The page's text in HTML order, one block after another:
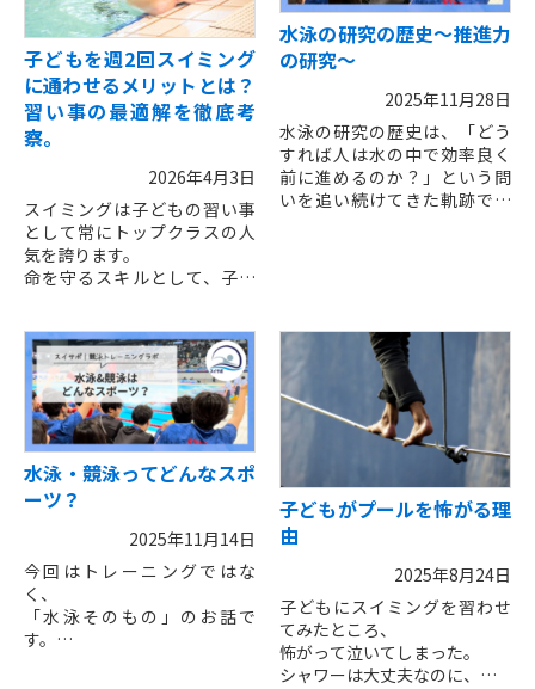
子どもを週2回スイミング
に通わせるメリットとは？
習い事の最適解を徹底考
察。
2026年4月3日
スイミングは子どもの習い事
として常にトップクラスの人
気を誇ります。
命を守るスキルとして、子ど
因で人気を誇っています。
しかし、保護者の皆様が直面
する最大の悩みが「週1回にす
るか、週2回にするか」という
選択です。結論から言えば、
短期間での上達と運動能力の
飛躍的向上を目指すなら「週2
回」が圧倒的に効率的です。
その理由を以下にまとめてい
水泳の研究の歴史～推進力
の研究～
2025年11月28日
水泳の研究の歴史は、「どう
すれば人は水の中で効率良く
前に進めるのか？」という問
いを追い続けてきた軌跡でも
か”が重要だとお伝えしまし
た。
今回は、「いかに抵抗を扱え
るか？」の根幹である、推進
力の研究についてまとめてみ
ました。
ジュニアアスリートも学生ア
スリートも、スイミングスク
ールでクロール習得を目指す
お子さまも、より美しく泳ぎ
たいシニア世代も、水泳の推
進力の理解は、すべての世
代・レベルの上達に直接関わ
るテーマです。
水泳理論の歴史を紐解くこと
水泳・競泳ってどんなスポ
ーツ？
2025年11月14日
今回はトレーニングではな
く、
「水泳そのもの」のお話で
す。
子どもがプールを怖がる理
由
2025年8月24日
子どもにスイミングを習わせ
てみたところ、
怖がって泣いてしまった。
シャワーは大丈夫なのに、